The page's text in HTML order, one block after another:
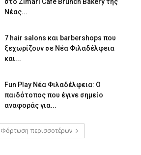
στο Zimari Café Brunch Bakery της
Νέας...
7 hair salons και barbershops που
ξεχωρίζουν σε Νέα Φιλαδέλφεια
και...
Fun Play Νέα Φιλαδέλφεια: Ο
παιδότοπος που έγινε σημείο
αναφοράς για...
Φόρτωση περισσοτέρων